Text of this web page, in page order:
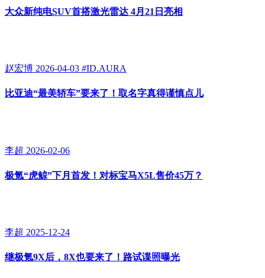
大众新纯电SUV首搭激光雷达 4月21日亮相
赵宏博 2026-04-03 #ID.AURA
比亚迪“最美轿车”要来了！取名字真得谨慎点儿
李超 2026-02-06
极氪“虎鲸”下月首发！对标宝马X5L售价45万？
李超 2025-12-24
继极氪9X后，8X也要来了！路试谍照曝光